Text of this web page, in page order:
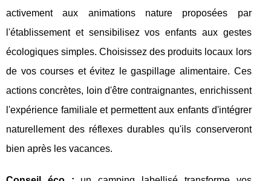
activement aux animations nature proposées par
l'établissement et sensibilisez vos enfants aux gestes
écologiques simples. Choisissez des produits locaux lors
de vos courses et évitez le gaspillage alimentaire. Ces
actions concrètes, loin d'être contraignantes, enrichissent
l'expérience familiale et permettent aux enfants d'intégrer
naturellement des réflexes durables qu'ils conserveront
bien après les vacances.